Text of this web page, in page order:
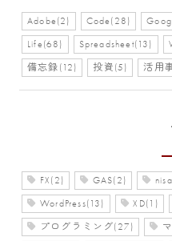
Adobe(2) Code(28)
Life(68) Spreadsheet(13)
備忘録(12) 投資(5) 活用
FX(2) GAS(2)
WordPress(13) XD(1)
プログラミング(27)